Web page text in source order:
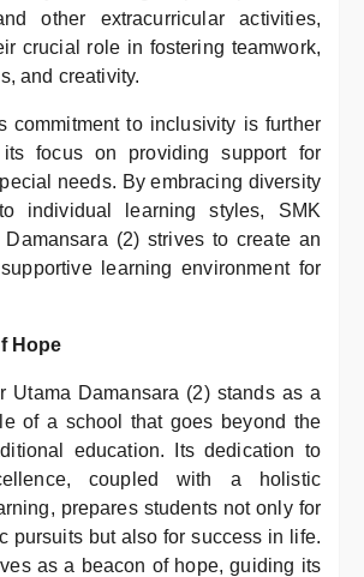
other extracurricular activities,
crucial role in fostering teamwork,
and creativity.
commitment to inclusivity is further
focus on providing support for
needs. By embracing diversity
individual learning styles, SMK
Damansara (2) strives to create an
learning environment for
Hope
Utama Damansara (2) stands as a
of a school that goes beyond the
education. Its dedication to
coupled with a holistic
prepares students not only for
pursuits but also for success in life.
as a beacon of hope, guiding its